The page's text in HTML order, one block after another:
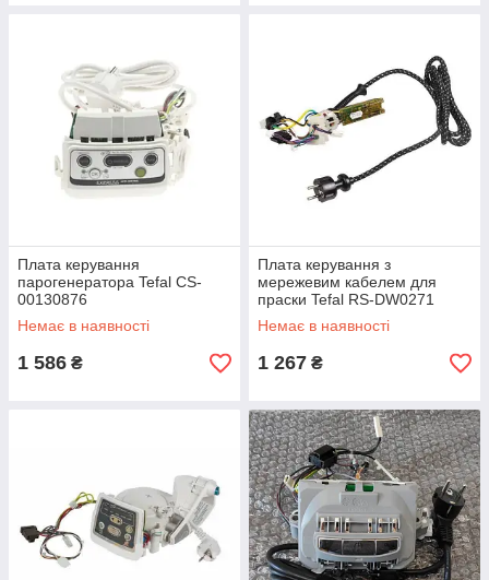
Плата керування
парогенератора Tefal CS-
00130876
Немає в наявності
1 586 ₴
Плата керування з
мережевим кабелем для
праски Tefal RS-DW0271
Немає в наявності
1 267 ₴